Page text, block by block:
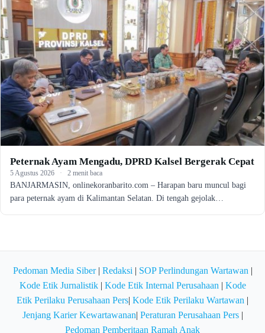
Peternak Ayam Mengadu, DPRD Kalsel Bergerak Cepat
5 Agustus 2026 · 2 menit baca
BANJARMASIN, onlinekoranbarito.com – Harapan baru muncul bagi
para peternak ayam di Kalimantan Selatan. Di tengah gejolak…
Pedoman Media Siber| Redaksi | SOP Perlindungan Wartawan |
Kode Etik Jurnalistik| Kode Etik Internal Perusahaan | Kode
Etik Perilaku Perusahaan Pers| Kode Etik Perilaku Wartawan |
Jenjang Karier Kewartawanan| Peraturan Perusahaan Pers|
Pedoman Pemberitaan Ramah Anak